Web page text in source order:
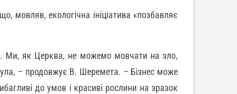
мовляв, екологічна ініціатива «позбавляє
Ми, як Церква, не можемо мовчати на зло,
– продовжує В. Шеремета. – Бізнес може
до умов і красиві рослини на зразок